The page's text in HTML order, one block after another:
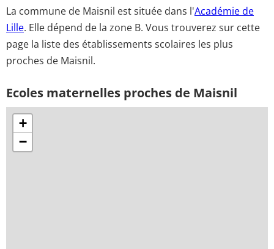
La commune de Maisnil est située dans l'Académie de
Lille. Elle dépend de la zone B. Vous trouverez sur cette
page la liste des établissements scolaires les plus
proches de Maisnil.
Ecoles maternelles proches de Maisnil
+
−